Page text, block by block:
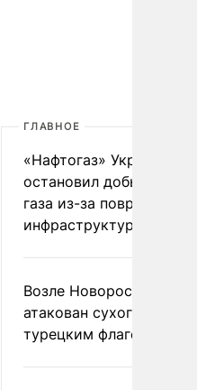
ГЛАВНОЕ
«Нафтогаз» Украины
остановил добычу
газа из-за повреждения
инфраструктуры
Возле Новороссийска
атакован сухогруз под
турецким флагом